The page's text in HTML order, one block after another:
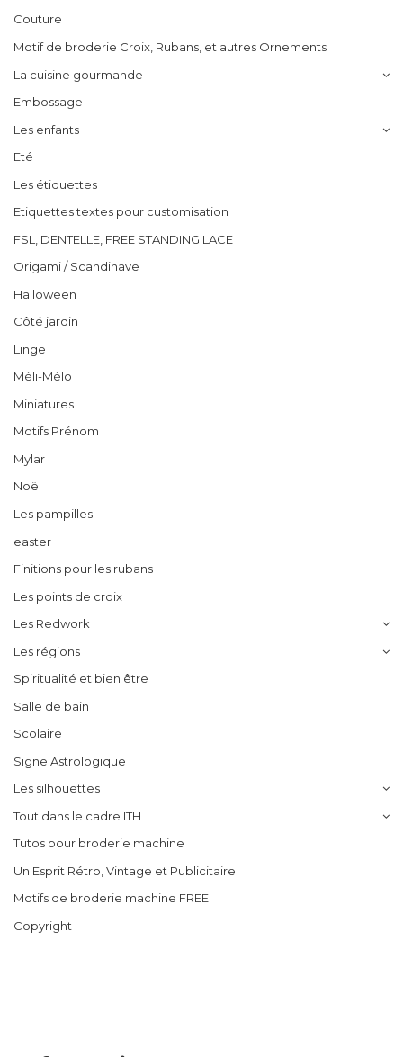
Couture
Motif de broderie Croix, Rubans, et autres Ornements
La cuisine gourmande
Embossage
Les enfants
Eté
Les étiquettes
Etiquettes textes pour customisation
FSL, DENTELLE, FREE STANDING LACE
Origami / Scandinave
Halloween
Côté jardin
Linge
Méli-Mélo
Miniatures
Motifs Prénom
Mylar
Noël
Les pampilles
easter
Finitions pour les rubans
Les points de croix
Les Redwork
Les régions
Spiritualité et bien être
Salle de bain
Scolaire
Signe Astrologique
Les silhouettes
Tout dans le cadre ITH
Tutos pour broderie machine
Un Esprit Rétro, Vintage et Publicitaire
Motifs de broderie machine FREE
Copyright